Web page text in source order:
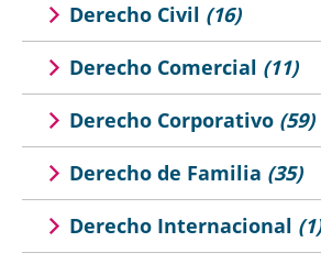
Derecho Civil (16)
Derecho Comercial (11)
Derecho Corporativo (59)
Derecho de Familia (35)
Derecho Internacional (1)